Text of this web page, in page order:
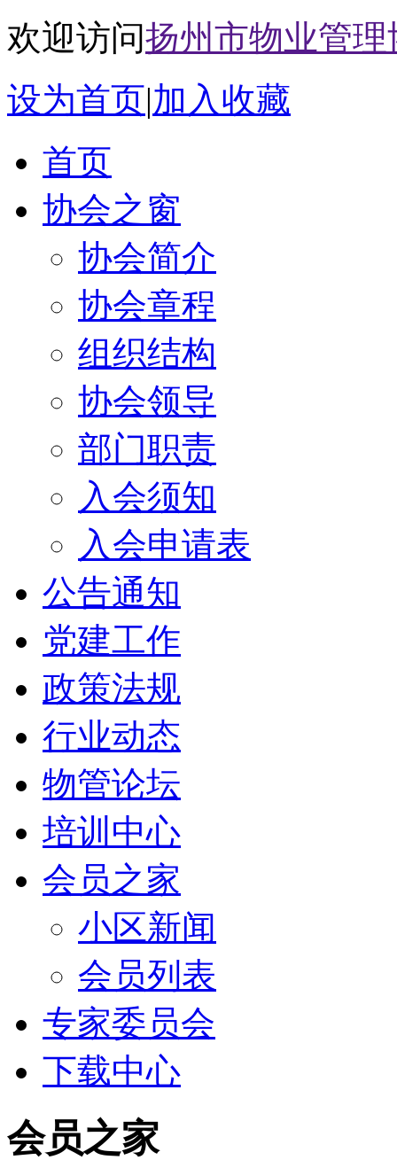
欢迎访问扬州市物业管理
设为首页|加入收藏
首页
协会之窗
协会简介
协会章程
组织结构
协会领导
部门职责
入会须知
入会申请表
公告通知
党建工作
政策法规
行业动态
物管论坛
培训中心
会员之家
小区新闻
会员列表
专家委员会
下载中心
会员之家